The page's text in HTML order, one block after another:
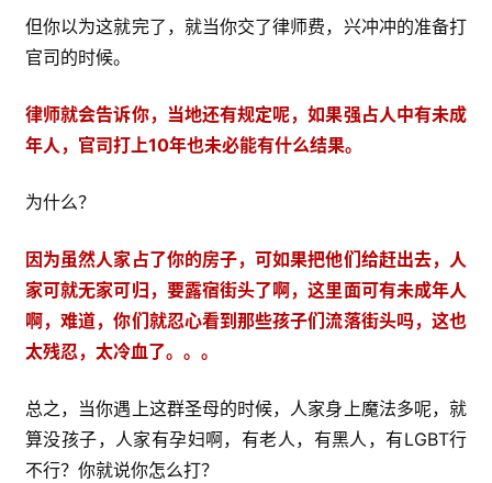
但你以为这就完了，就当你交了律师费，兴冲冲的准备打
官司的时候。
律师就会告诉你，当地还有规定呢，如果强占人中有未成
年人，官司打上10年也未必能有什么结果。
为什么？
因为虽然人家占了你的房子，可如果把他们给赶出去，人
家可就无家可归，要露宿街头了啊，这里面可有未成年人
啊，难道，你们就忍心看到那些孩子们流落街头吗，这也
太残忍，太冷血了。。。
总之，当你遇上这群圣母的时候，人家身上魔法多呢，就
算没孩子，人家有孕妇啊，有老人，有黑人，有LGBT行
不行？你就说你怎么打？